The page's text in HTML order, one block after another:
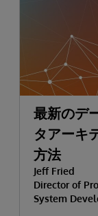
最新のデ
タアーキ
方法
Jeff Fried
Director of
System